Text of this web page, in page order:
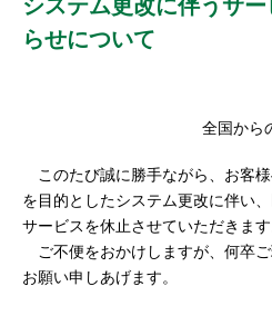
メリット
システム更改に伴うサ
らせについて
全国から
このたび誠に勝手ながら、お客
を目的としたシステム更改に伴い
サービスを休止させていただきます
ご不便をおかけしますが、何卒
お願い申しあげます。